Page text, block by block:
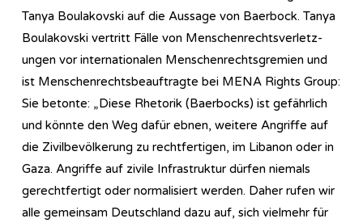
Tanya Boulakovski auf die Aussage von Baerbock. Tanya
Boulakovski vertritt Fälle von Menschen­rechts­ver­letz­
ungen vor internationalen Menschenrechtsgremien und
ist Menschenrechtsbeauftragte bei MENA Rights Group:
Sie betonte: „Diese Rhetorik (Baerbocks) ist gefährlich
und könnte den Weg dafür ebnen, weitere Angriffe auf
die Zivilbevölkerung zu rechtfertigen, im Libanon oder in
Gaza. Angriffe auf zivile Infrastruktur dürfen niemals
gerechtfertigt oder normalisiert werden. Daher rufen wir
alle gemeinsam Deutschland dazu auf, sich vielmehr für